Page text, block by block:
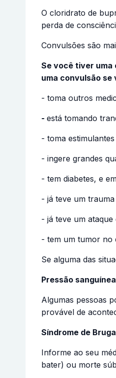
O cloridrato de
perda de
Convulsões são
Se você tiver uma
uma convulsão se
- toma outros
- está tomando
- toma
- ingere grandes
- tem diabetes, e
- já teve um
- já teve um
- tem um tumor no
Se alguma das
Pressão
Algumas pessoas
provável de
Síndrome de
Informe ao seu
bater) ou morte